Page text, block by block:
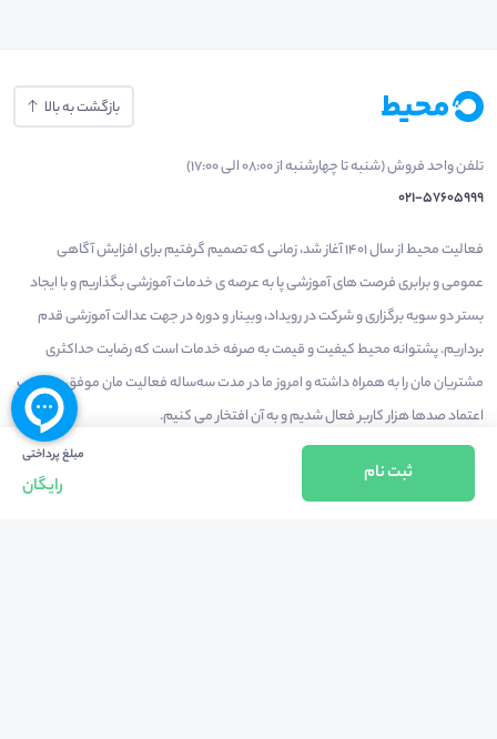
مبلغ پرداختی
رایگان
ثبت نام
بازگشت به بالا
تلفن واحد فروش (شنبه تا چهارشنبه از 08:00 الی 17:00)
021-57605999
فعالیت محیط از سال 1401 آغاز شد، زمانی که تصمیم گرفتیم برای افزایش آگاهی
عمومی و برابری فرصت های آموزشی پا به عرصه ی خدمات آموزشی بگذاریم و با ایجاد
بستر دو سویه برگزاری و شرکت در رویداد، وبینار و دوره در جهت عدالت آموزشی قدم
برداریم. پشتوانه محیط کیفیت و قیمت به صرفه خدمات است که رضایت حداکثری
مشتریان مان را به همراه داشته و امروز ما در مدت سه‌ساله فعالیت مان موفق به کسب
اعتماد صدها هزار کاربر فعال شدیم و به آن افتخار می‌ کنیم.